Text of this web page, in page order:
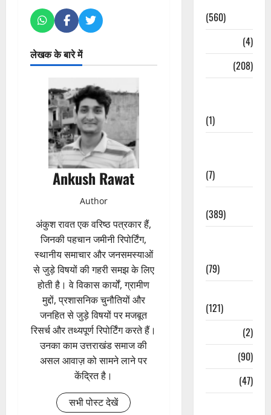
लेखक के बारे में
Ankush Rawat
Author
अंकुश रावत एक वरिष्ठ पत्रकार हैं,
जिनकी पहचान जमीनी रिपोर्टिंग,
स्थानीय समाचार और जनसमस्याओं
से जुड़े विषयों की गहरी समझ के लिए
होती है। वे विकास कार्यों, ग्रामीण
मुद्दों, प्रशासनिक चुनौतियों और
जनहित से जुड़े विषयों पर मजबूत
रिसर्च और तथ्यपूर्ण रिपोर्टिंग करते हैं।
उनका काम उत्तराखंड समाज की
असल आवाज़ को सामने लाने पर
केंद्रित है।
सभी पोस्ट देखें
(560)
(4)
(208)
(1)
(7)
(389)
(79)
(121)
(2)
(90)
(47)